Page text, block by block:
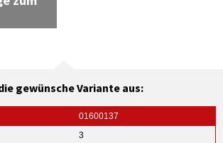
gewünsche Variante aus:
01600137
3